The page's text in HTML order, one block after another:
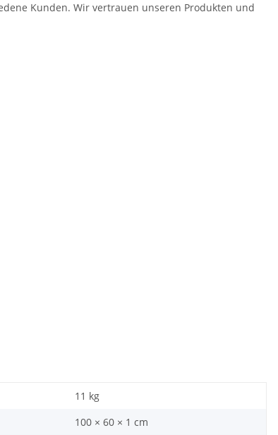
Kunden. Wir vertrauen unseren Produkten und
11 kg
100 × 60 × 1 cm